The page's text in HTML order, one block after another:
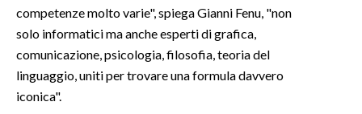
competenze molto varie", spiega Gianni Fenu, "non
solo informatici ma anche esperti di grafica,
comunicazione, psicologia, filosofia, teoria del
linguaggio, uniti per trovare una formula davvero
iconica".